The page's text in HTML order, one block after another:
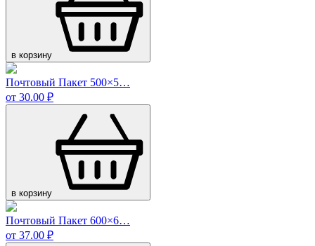
в корзину
Почтовый Пакет 500×5…
от 30.00 ₽
в корзину
Почтовый Пакет 600×6…
от 37.00 ₽